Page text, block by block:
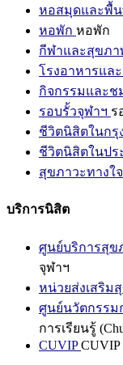
หอสมุดและพื้น
หอพัก หอพัก
กีฬาและสุขภ
โรงอาหารและ
กิจกรรมและช
รอบรั้วจุฬาฯ ร
ชีวิตนิสิตในกรุ
ชีวิตนิสิตในปร
สุขภาวะทางใ
บริการนิสิต
ศูนย์บริการสุข
จุฬาฯ
หน่วยส่งเสริม
ศูนย์นวัตกรรม
การเรียนรู้
CUVIPCUVIP